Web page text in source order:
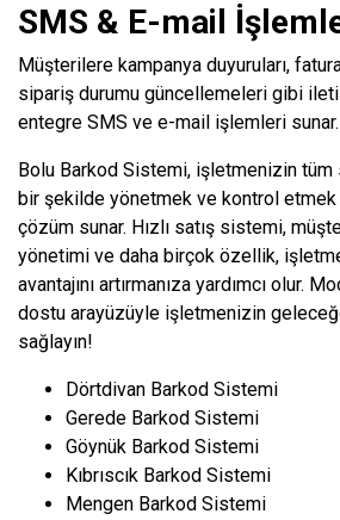
SMS & E-mail
Müşterilere kampanya duyuruları,
sipariş durumu güncellemeleri gibi
entegre SMS ve e-mail işlemleri sunar.
Bolu Barkod Sistemi, işletmenizin
bir şekilde yönetmek ve kontrol etmek
çözüm sunar. Hızlı satış sistemi,
yönetimi ve daha birçok özellik,
avantajını artırmanıza yardımcı olur.
dostu arayüzüyle işletmenizin
sağlayın!
Dörtdivan Barkod Sistemi
Gerede Barkod Sistemi
Göynük Barkod Sistemi
Kıbrıscık Barkod Sistemi
Mengen Barkod Sistemi